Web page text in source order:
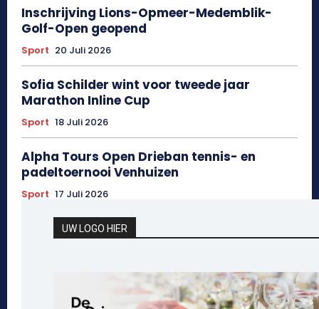
Inschrijving Lions-Opmeer-Medemblik-
Golf-Open geopend
Sport 20 Juli 2026
Sofia Schilder wint voor tweede jaar
Marathon Inline Cup
Sport 18 Juli 2026
Alpha Tours Open Drieban tennis- en
padeltoernooi Venhuizen
Sport 17 Juli 2026
UW LOGO HIER